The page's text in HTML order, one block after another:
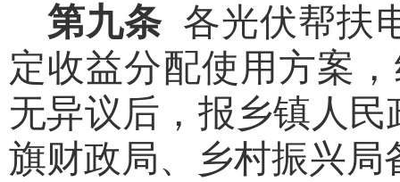
第九条 各光伏帮扶
定收益分配使用方案
无异议后，报乡镇人
旗财政局、乡村振兴